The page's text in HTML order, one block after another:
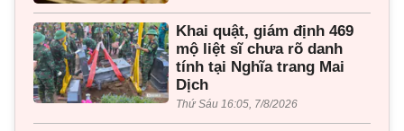
Khai quật, giám định 469
mộ liệt sĩ chưa rõ danh
tính tại Nghĩa trang Mai
Dịch
Thứ Sáu 16:05, 7/8/2026